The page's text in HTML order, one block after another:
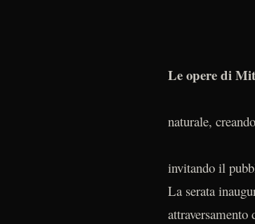
Le opere di
naturale,
invitando il
La serata